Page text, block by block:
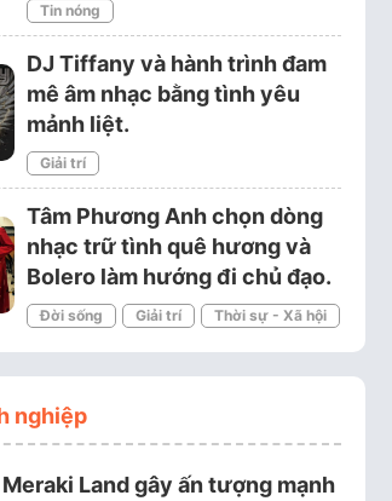
Tin nóng
DJ Tiffany và hành trình đam
mê âm nhạc bằng tình yêu
mảnh liệt.
Giải trí
Tâm Phương Anh chọn dòng
nhạc trữ tình quê hương và
Bolero làm hướng đi chủ đạo.
Đời sống Giải trí Thời sự - Xã hội
nghiệp
Meraki Land gây ấn tượng mạnh